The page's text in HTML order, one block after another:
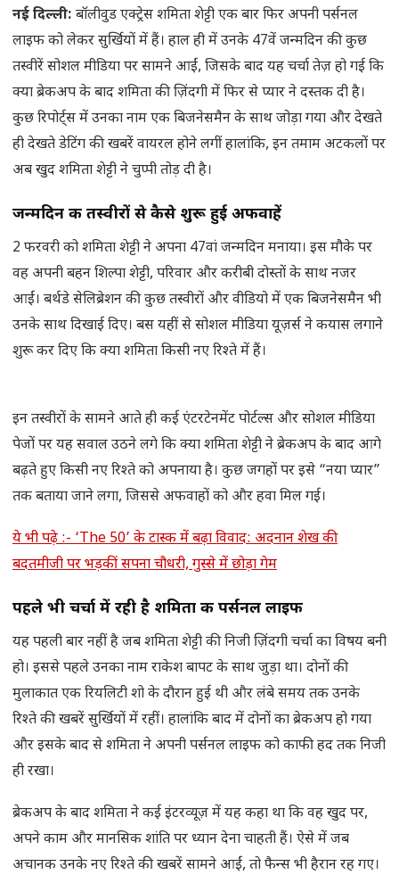
नई दिल्ली: बॉलीवुड एक्ट्रेस शमिता शेट्टी एक बार फिर अपनी पर्सनल
लाइफ को लेकर सुर्खियों में हैं। हाल ही में उनके 47वें जन्मदिन की कुछ
तस्वीरें सोशल मीडिया पर सामने आईं, जिसके बाद यह चर्चा तेज़ हो गई कि
क्या ब्रेकअप के बाद शमिता की ज़िंदगी में फिर से प्यार ने दस्तक दी है।
कुछ रिपोर्ट्स में उनका नाम एक बिजनेसमैन के साथ जोड़ा गया और देखते
ही देखते डेटिंग की खबरें वायरल होने लगीं हालांकि, इन तमाम अटकलों पर
अब खुद शमिता शेट्टी ने चुप्पी तोड़ दी है।
जन्मदिन की तस्वीरों से कैसे शुरू हुई अफवाहें
2 फरवरी को शमिता शेट्टी ने अपना 47वां जन्मदिन मनाया। इस मौके पर
वह अपनी बहन शिल्पा शेट्टी, परिवार और करीबी दोस्तों के साथ नजर
आईं। बर्थडे सेलिब्रेशन की कुछ तस्वीरों और वीडियो में एक बिजनेसमैन भी
उनके साथ दिखाई दिए। बस यहीं से सोशल मीडिया यूज़र्स ने कयास लगाने
शुरू कर दिए कि क्या शमिता किसी नए रिश्ते में हैं।
इन तस्वीरों के सामने आते ही कई एंटरटेनमेंट पोर्टल्स और सोशल मीडिया
पेजों पर यह सवाल उठने लगे कि क्या शमिता शेट्टी ने ब्रेकअप के बाद आगे
बढ़ते हुए किसी नए रिश्ते को अपनाया है। कुछ जगहों पर इसे “नया प्यार”
तक बताया जाने लगा, जिससे अफवाहों को और हवा मिल गई।
ये भी पढ़े :- ‘The 50’ के टास्क में बढ़ा विवाद: अदनान शेख की
बदतमीजी पर भड़कीं सपना चौधरी, गुस्से में छोड़ा गेम
पहले भी चर्चा में रही है शमिता की पर्सनल लाइफ
यह पहली बार नहीं है जब शमिता शेट्टी की निजी ज़िंदगी चर्चा का विषय बनी
हो। इससे पहले उनका नाम राकेश बापट के साथ जुड़ा था। दोनों की
मुलाकात एक रियलिटी शो के दौरान हुई थी और लंबे समय तक उनके
रिश्ते की खबरें सुर्खियों में रहीं। हालांकि बाद में दोनों का ब्रेकअप हो गया
और इसके बाद से शमिता ने अपनी पर्सनल लाइफ को काफी हद तक निजी
ही रखा।
ब्रेकअप के बाद शमिता ने कई इंटरव्यूज़ में यह कहा था कि वह खुद पर,
अपने काम और मानसिक शांति पर ध्यान देना चाहती हैं। ऐसे में जब
अचानक उनके नए रिश्ते की खबरें सामने आईं, तो फैन्स भी हैरान रह गए।